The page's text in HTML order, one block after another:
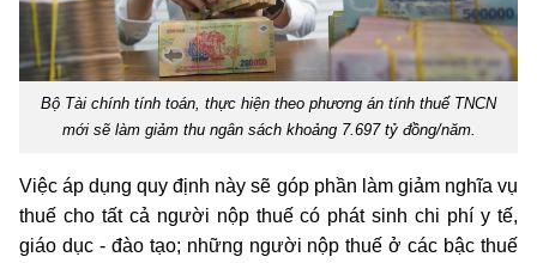
Bộ Tài chính tính toán, thực hiện theo phương án tính thuế TNCN
mới sẽ làm giảm thu ngân sách khoảng 7.697 tỷ đồng/năm.
Việc áp dụng quy định này sẽ góp phần làm giảm nghĩa vụ
thuế cho tất cả người nộp thuế có phát sinh chi phí y tế,
giáo dục - đào tạo; những người nộp thuế ở các bậc thuế